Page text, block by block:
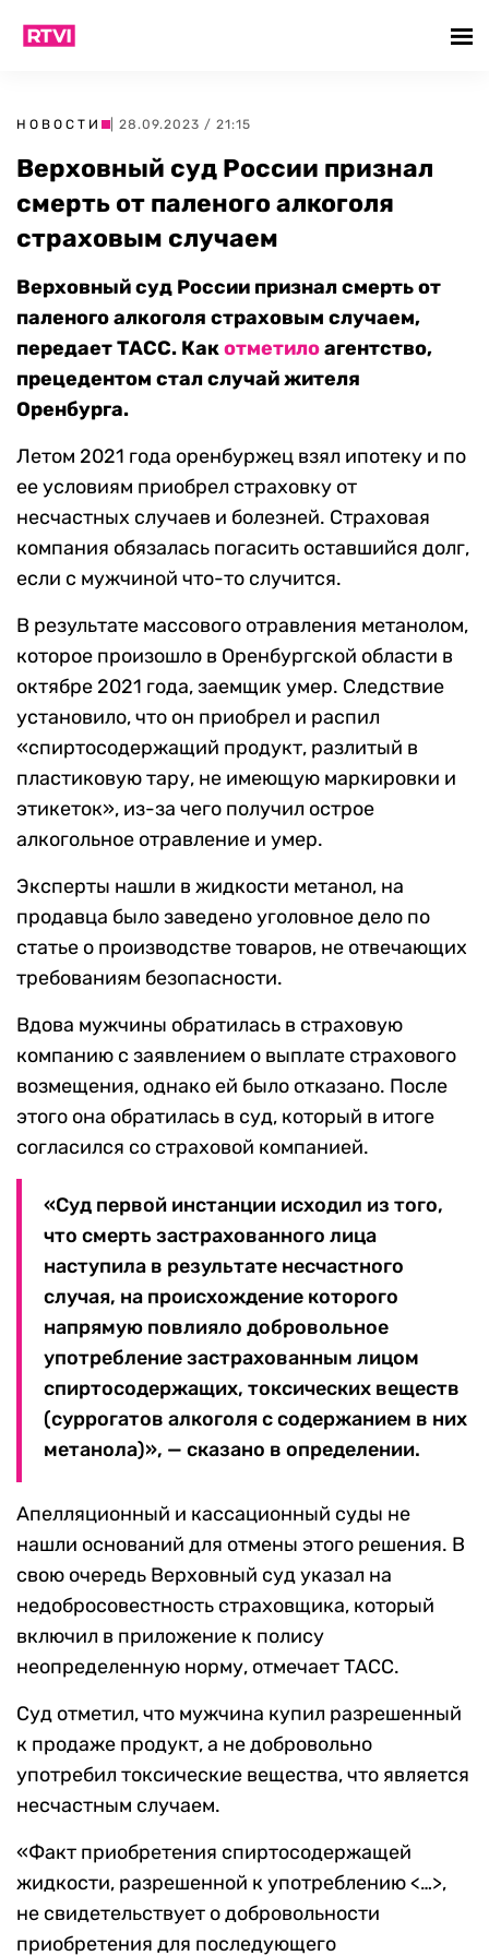
НОВОСТИ | 28.09.2023 / 21:15
Верховный суд России признал
смерть от паленого алкоголя
страховым случаем
Верховный суд России признал смерть от
паленого алкоголя страховым случаем,
передает ТАСС. Какотметилоагентство,
прецедентом стал случай жителя
Оренбурга.
Летом 2021 года оренбуржец взял ипотеку и по
ее условиям приобрел страховку от
несчастных случаев и болезней. Страховая
компания обязалась погасить оставшийся долг,
если с мужчиной что-то случится.
В результате массового отравления метанолом,
которое произошло в Оренбургской области в
октябре 2021 года, заемщик умер. Следствие
установило, что он приобрел и распил
«спиртосодержащий продукт, разлитый в
пластиковую тару, не имеющую маркировки и
этикеток», из-за чего получил острое
алкогольное отравление и умер.
Эксперты нашли в жидкости метанол, на
продавца было заведено уголовное дело по
статье о производстве товаров, не отвечающих
требованиям безопасности.
Вдова мужчины обратилась в страховую
компанию с заявлением о выплате страхового
возмещения, однако ей было отказано. После
этого она обратилась в суд, который в итоге
согласился со страховой компанией.
«Суд первой инстанции исходил из того,
что смерть застрахованного лица
наступила в результате несчастного
случая, на происхождение которого
напрямую повлияло добровольное
употребление застрахованным лицом
спиртосодержащих, токсических веществ
(суррогатов алкоголя с содержанием в них
метанола)», — сказано в определении.
Апелляционный и кассационный суды не
нашли оснований для отмены этого решения. В
свою очередь Верховный суд указал на
недобросовестность страховщика, который
включил в приложение к полису
неопределенную норму, отмечает ТАСС.
Суд отметил, что мужчина купил разрешенный
к продаже продукт, а не добровольно
употребил токсические вещества, что является
несчастным случаем.
«Факт приобретения спиртосодержащей
жидкости, разрешенной к употреблению <…>,
не свидетельствует о добровольности
приобретения для последующего